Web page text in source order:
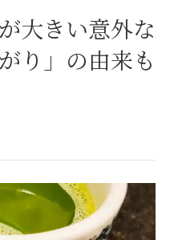
大きい意外な
り」の由来も